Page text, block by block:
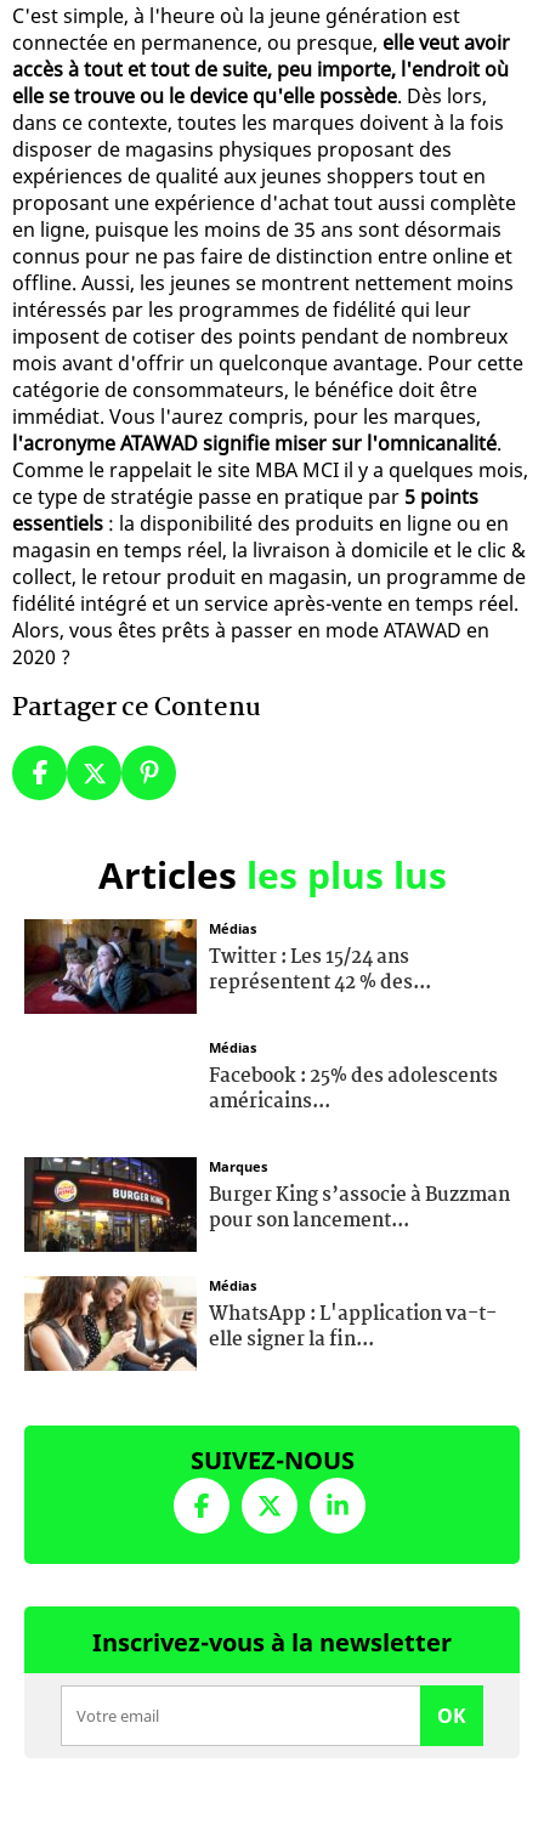
C'est simple, à l'heure où la jeune génération est
connectée en permanence, ou presque, elle veut avoir
accès à tout et tout de suite, peu importe, l'endroit où
elle se trouve ou le device qu'elle possède. Dès lors,
dans ce contexte, toutes les marques doivent à la fois
disposer de magasins physiques proposant des
expériences de qualité aux jeunes shoppers tout en
proposant une expérience d'achat tout aussi complète
en ligne, puisque les moins de 35 ans sont désormais
connus pour ne pas faire de distinction entre online et
offline. Aussi, les jeunes se montrent nettement moins
intéressés par les programmes de fidélité qui leur
imposent de cotiser des points pendant de nombreux
mois avant d'offrir un quelconque avantage. Pour cette
catégorie de consommateurs, le bénéfice doit être
immédiat. Vous l'aurez compris, pour les marques,
l'acronyme ATAWAD signifie miser sur l'omnicanalité.
Comme le rappelait le site MBA MCI il y a quelques mois,
ce type de stratégie passe en pratique par 5 points
essentiels : la disponibilité des produits en ligne ou en
magasin en temps réel, la livraison à domicile et le clic &
collect, le retour produit en magasin, un programme de
fidélité intégré et un service après-vente en temps réel.
Alors, vous êtes prêts à passer en mode ATAWAD en
2020 ?
Partager ce Contenu
Articles les plus lus
Médias
Twitter : Les 15/24 ans
représentent 42 % des...
Médias
Facebook : 25% des adolescents
américains...
Marques
Burger King s’associe à Buzzman
pour son lancement...
Médias
WhatsApp : L'application va-t-
elle signer la fin...
SUIVEZ-NOUS
Inscrivez-vous à la newsletter
OK